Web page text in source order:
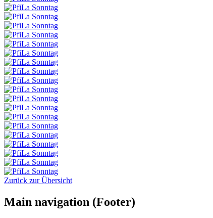
Zurück zur Übersicht
Main navigation (Footer)